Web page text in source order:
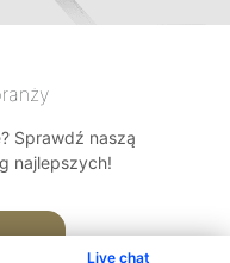
Live chat
Sprawdź naszą
najlepszych!